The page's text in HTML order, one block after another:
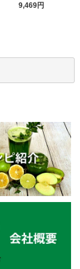
9,469円